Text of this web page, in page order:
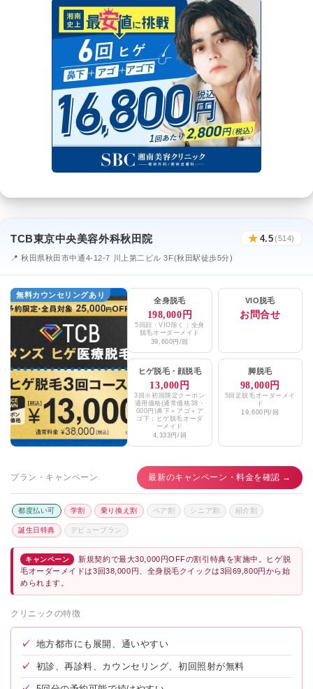
TCB東京中央美容外科秋田院 ★ 4.5(514)
📍 秋田県秋田市中通4-12-7 川上第二ビル 3F(秋田駅徒歩5分)
無料カウンセリングあり
全身脱毛
198,000円
5回顔・VIO除く：全身
脱毛オーダーメイド
39,600円/回
VIO脱毛
お問合せ
ヒゲ脱毛・ 顔脱毛
13,000円
3回※初回限定クーポン
適用価格(通常価格38・
000円)鼻下＋アゴ＋ア
ゴ下：ヒゲ脱毛オーダ
ーメイド
4,333円/回
脚脱毛
98,000円
5回足脱毛オーダーメイ
ド
19,600円/回
プラン・キャンペーン 最新のキャンペーン・料金を確認 →
都度払い可 学割 乗り換え割 ペア割 シニア割 紹介割
誕生日特典 デビュープラン
キャンペーン
新規契約で最大30,000円OFFの割引特典を実施中。ヒゲ脱
毛オーダーメイドは3回38,000円、全身脱毛クイックは3回69,800円から始
められます。
クリニックの特徴
✓ 地方都市にも展開、通いやすい
✓ 初診、再診料、カウンセリング、初回照射が無料